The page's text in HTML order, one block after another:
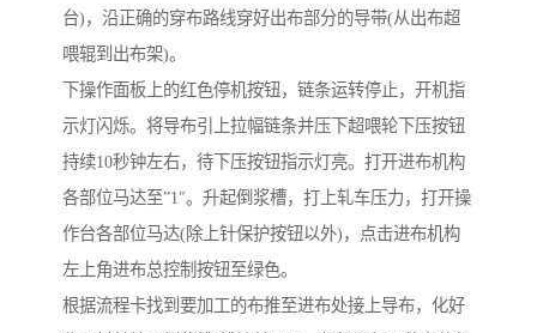
台)，沿正确的穿布路线穿好出布部分的导带(从出布超
喂辊到出布架)。
下操作面板上的红色停机按钮，链条运转停止，开机指
示灯闪烁。将导布引上拉幅链条并压下超喂轮下压按钮
持续10秒钟左右，待下压按钮指示灯亮。打开进布机构
各部位马达至”1″。升起倒浆槽，打上轧车压力，打开操
作台各部位马达(除上针保护按钮以外)，点击进布机构
左上角进布总控制按钮至绿色。
根据流程卡找到要加工的布推至进布处接上导布，化好